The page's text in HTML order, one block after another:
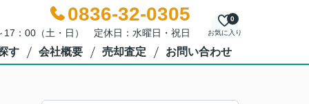
0836-32-0305
：00（土・日） 定休日：水曜日・祝日 お気に入り
0
す 会社概要 売却査定 お問い合わせ